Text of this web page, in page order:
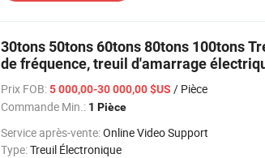
30tons 50tons 60tons 80tons 100tons
de fréquence, treuil d'amarrage
Prix FOB:5 000,00-30 000,00 $US / Pièce
Commande Min.: 1 Pièce
Service après-vente:Online Video Support
Type:Treuil Électronique